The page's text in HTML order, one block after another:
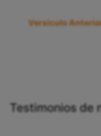
Versículo
Testimonios de